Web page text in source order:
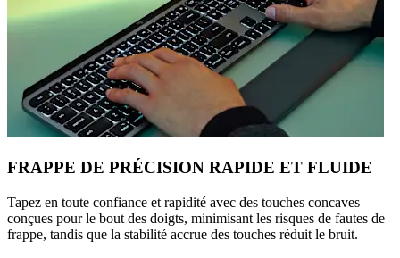
FRAPPE DE PRÉCISION RAPIDE ET FLUIDE
Tapez en toute confiance et rapidité avec des touches concaves
conçues pour le bout des doigts, minimisant les risques de fautes de
frappe, tandis que la stabilité accrue des touches réduit le bruit.